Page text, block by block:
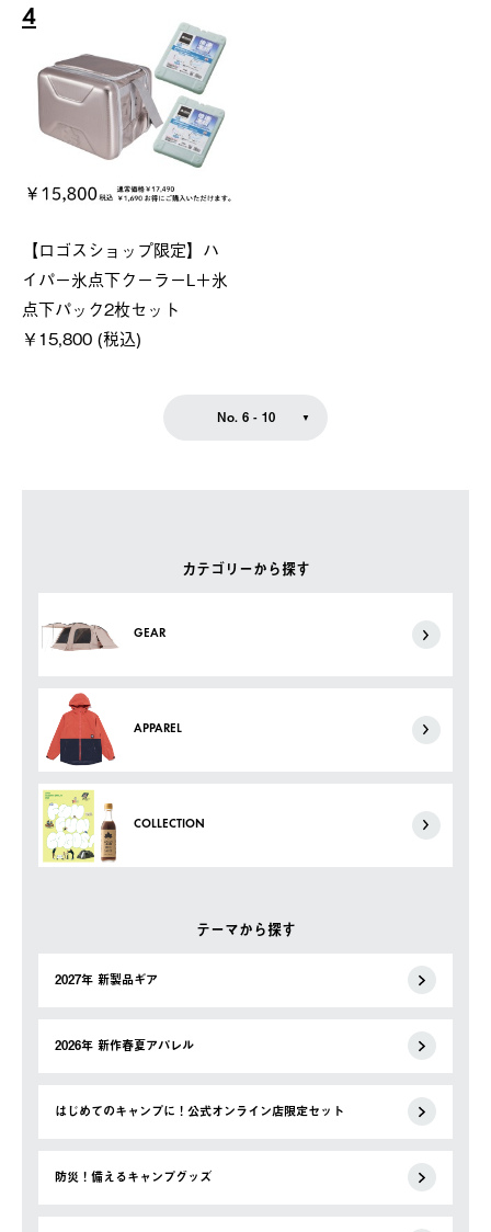
カテゴリーから探す
GEAR
APPAREL
COLLECTION
テーマから探す
2027年 新製品ギア
2026年 新作春夏アパレル
はじめてのキャンプに！公式オンライン店限定セット
防災！備えるキャンプグッズ
4
【ロゴスショップ限定】ハ
イパー氷点下クーラーL＋氷
点下パック2枚セット
￥15,800 (税込)
No. 6 - 10